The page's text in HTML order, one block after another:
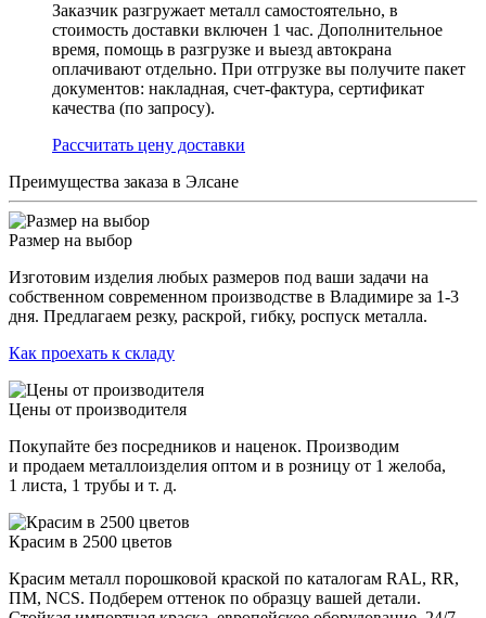
Заказчик разгружает металл самостоятельно, в
стоимость доставки включен 1 час. Дополнительное
время, помощь в разгрузке и выезд автокрана
оплачивают отдельно. При отгрузке вы получите пакет
документов: накладная, счет-фактура, сертификат
качества (по запросу).
Раcсчитать цену доставки
Преимущества заказа в Элсане
Размер на выбор
Изготовим изделия любых размеров под ваши задачи на
собственном современном производстве в Владимире за 1-3
дня. Предлагаем резку, раскрой, гибку, роспуск металла.
Как проехать к складу
Цены от производителя
Покупайте без посредников и наценок. Производим
и продаем металлоизделия оптом и в розницу от 1 желоба,
1 листа, 1 трубы и т. д.
Красим в 2500 цветов
Красим металл порошковой краской по каталогам RAL, RR,
ПМ, NCS. Подберем оттенок по образцу вашей детали.